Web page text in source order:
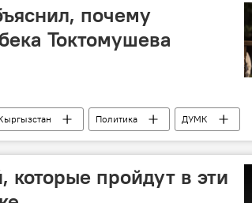
почему
Токтомушева
Политика
ДУМК
деньги
президент
которые пройдут в эти